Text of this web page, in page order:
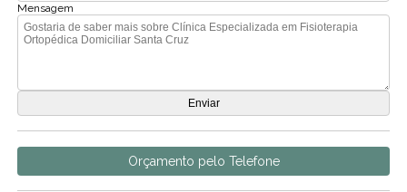
Mensagem
Orçamento pelo Telefone